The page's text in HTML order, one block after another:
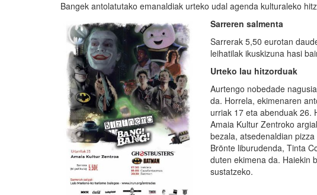
Bangek antolatutako emanaldiak urteko udal agenda kulturaleko
Sarreren salmenta
Sarrerak 5,50 eurotan
leihatilak ikuskizuna hasi
Urteko lau hitzorduak
Aurtengo nobedade
da. Horrela, ekimenaren
urriak 17 eta abenduak 26.
Amaia Kultur Zentroko
bezala, atsedenaldian
Brönte liburudenda, Tinta
duten ekimena da. Haiekin
sustatzeko.